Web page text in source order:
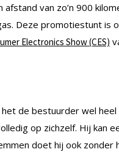
van zo’n 900
Deze promotiestunt is
Electronics Show (CES)
de bestuurder wel
op zichzelf. Hij kan
doet hij ook